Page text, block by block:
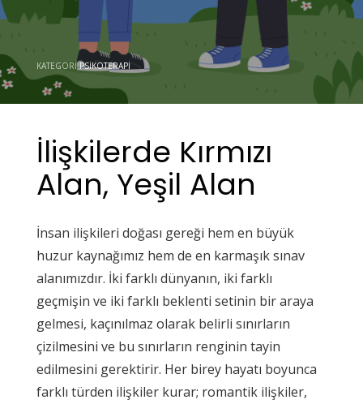
KATEGORIPSIKOTERAPI
İlişkilerde Kırmızı
Alan, Yeşil Alan
İnsan ilişkileri doğası gereği hem en büyük
huzur kaynağımız hem de en karmaşık sınav
alanımızdır. İki farklı dünyanın, iki farklı
geçmişin ve iki farklı beklenti setinin bir araya
gelmesi, kaçınılmaz olarak belirli sınırların
çizilmesini ve bu sınırların renginin tayin
edilmesini gerektirir. Her birey hayatı boyunca
farklı türden ilişkiler kurar; romantik ilişkiler,